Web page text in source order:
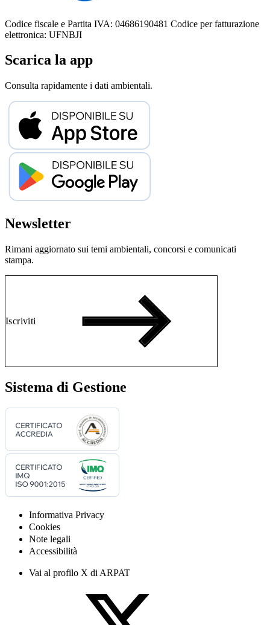
Codice fiscale e Partita IVA: 04686190481 Codice per fatturazione
elettronica: UFNBJI
Scarica la app
Consulta rapidamente i dati ambientali.
Newsletter
Rimani aggiornato sui temi ambientali, concorsi e comunicati
stampa.
Iscriviti
Sistema di Gestione
Informativa Privacy
Cookies
Note legali
Accessibilità
Vai al profilo X di ARPAT